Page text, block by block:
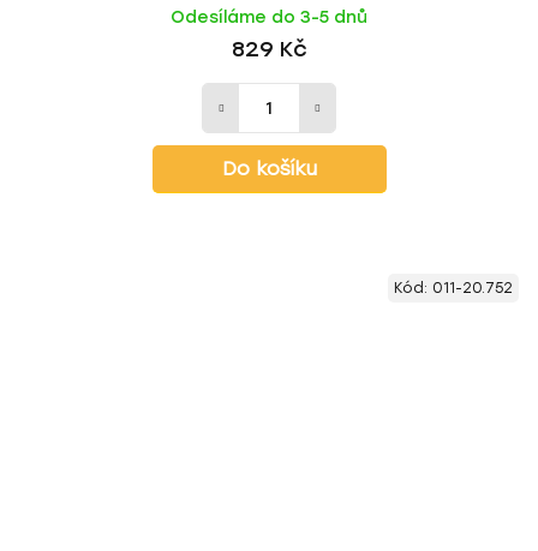
Odesíláme do 3-5 dnů
829 Kč
Do košíku
Kód: 011-20.752